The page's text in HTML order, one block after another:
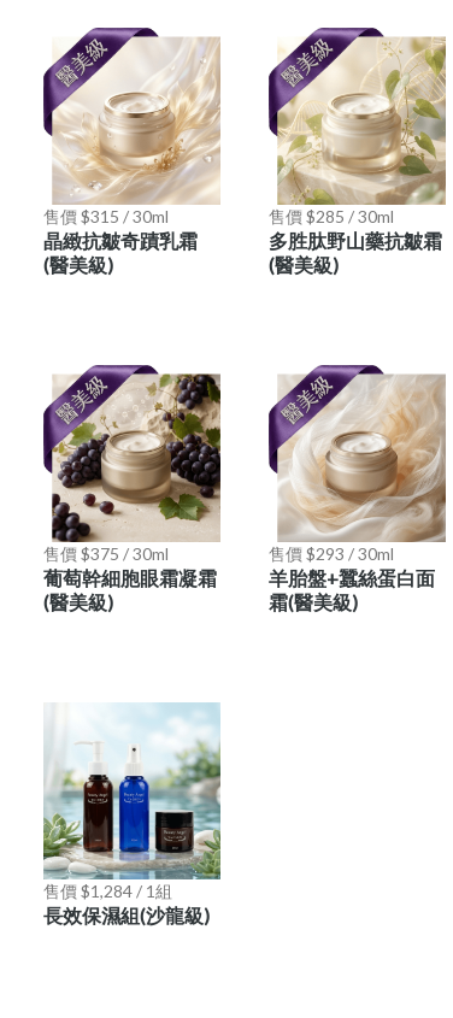
售價 $315 / 30ml
晶緻抗皺奇蹟乳霜
(醫美級)
售價 $285 / 30ml
多胜肽野山藥抗皺霜
(醫美級)
售價 $375 / 30ml
葡萄幹細胞眼霜凝霜
(醫美級)
售價 $293 / 30ml
羊胎盤+蠶絲蛋白面
霜(醫美級)
售價 $1,284 / 1組
長效保濕組(沙龍級)